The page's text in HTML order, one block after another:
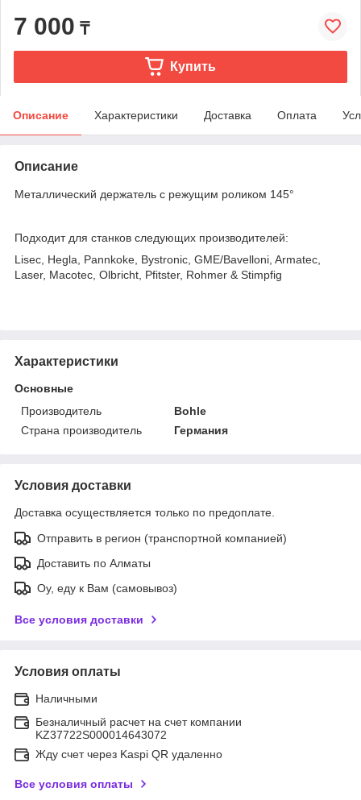
7 000 ₸
Купить
Описание Характеристики Доставка Оплата
Описание
Металлический держатель c режущим роликом 145°
Подходит для станков следующих производителей:
Lisec, Hegla, Pannkoke, Bystronic, GME/Bavelloni, Armatec,
Laser, Macotec, Olbricht, Pfitster, Rohmer & Stimpfig
Характеристики
Основные
Производитель
Bohle
Страна производитель
Германия
Условия доставки
Доставка осуществляется только по предоплате.
Отправить в регион (транспортной компанией)
Доставить по Алматы
Оу, еду к Вам (самовывоз)
Все условия доставки
Условия оплаты
Наличными
Безналичный расчет на счет компании
KZ37722S000014643072
Жду счет через Kaspi QR удаленно
Все условия оплаты